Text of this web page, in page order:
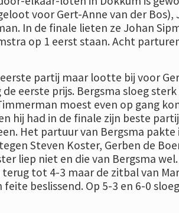
voor Gert-Anne van der Bos),
In de finale lieten ze Johan
op 1 eerst staan. Acht
partij maar lootte bij voor
eerste prijs. Bergsma sloeg sterk
moest even op gang
hij had in de finale zijn beste
Het partuur van Bergsma pakte
Steven Koster, Gerben de
liep niet en die van Bergsma
tot 4-3 maar de zitbal van
feite beslissend. Op 5-3 en 6-0